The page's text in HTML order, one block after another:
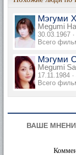
Мэгуми
Megumi
30.03.1967
Всего
Мэгуми
Megumi
17.11.1984
Всего
ВАШЕ